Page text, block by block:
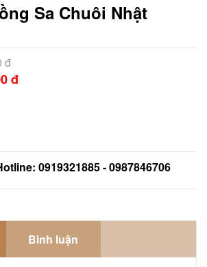
Sa Chuôi Nhật
đ
đ
0919321885 - 0987846706
Bình luận